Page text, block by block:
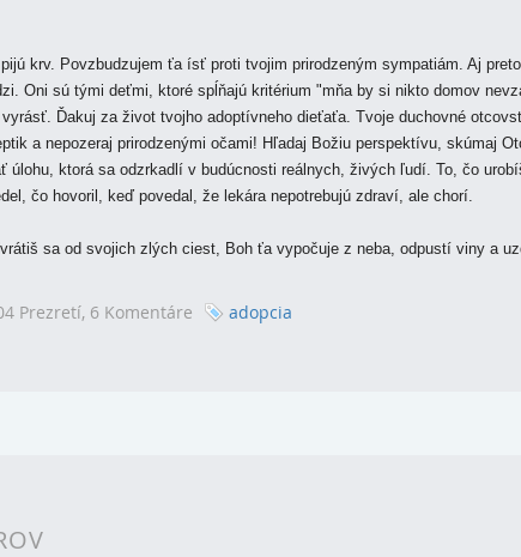
krv. Povzbudzujem ťa ísť proti tvojim prirodzeným sympatiám. Aj
Oni sú tými deťmi, ktoré spĺňajú kritérium "mňa by si nikto domov
Ďakuj za život tvojho adoptívneho dieťaťa. Tvoje duchovné
a nepozeraj prirodzenými očami! Hľadaj Božiu perspektívu, skúmaj
ktorá sa odzrkadlí v budúcnosti reálnych, živých ľudí. To, čo
čo hovoril, keď povedal, že lekára nepotrebujú zdraví, ale chorí.
sa od svojich zlých ciest, Boh ťa vypočuje z neba, odpustí viny a
Prezretí, 6 Komentáre adopcia